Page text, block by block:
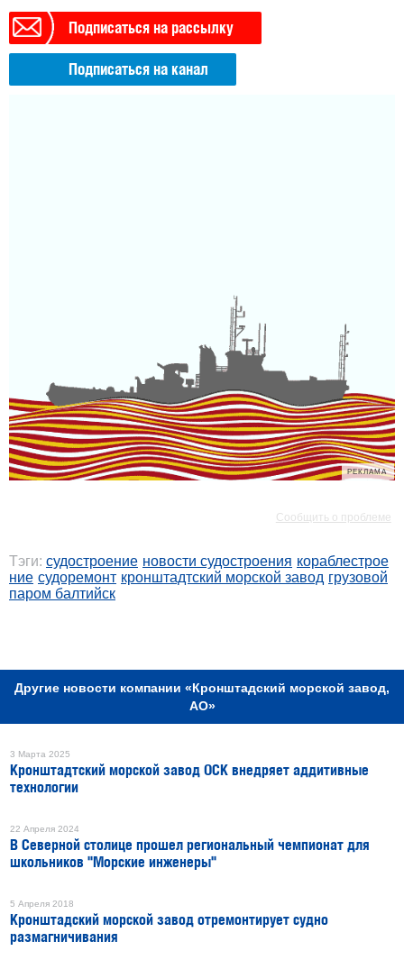
Подписаться на рассылку
Подписаться на канал
РЕКЛАМА
Сообщить о проблеме
Тэги: судостроение новости судостроения кораблестрое
ние судоремонт кронштадтский морской завод грузовой
паром балтийск
Другие новости компании «Кронштадский морской завод,
АО»
3 Марта 2025
Кронштадтский морской завод ОСК внедряет аддитивные
технологии
22 Апреля 2024
В Северной столице прошел региональный чемпионат для
школьников "Морские инженеры"
5 Апреля 2018
Кронштадский морской завод отремонтирует судно
размагничивания